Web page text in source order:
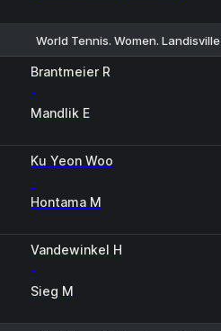
World Tennis. Women. Landisville
Brantmeier R
-
Mandlik E
Ku Yeon Woo
-
Hontama M
Vandewinkel H
-
Sieg M